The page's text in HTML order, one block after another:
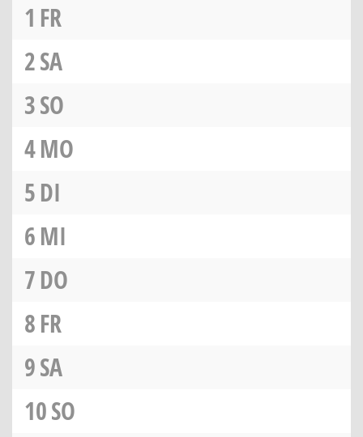
1 FR
2SA
3SO
4MO
5DI
6MI
7DO
8FR
9SA
10SO